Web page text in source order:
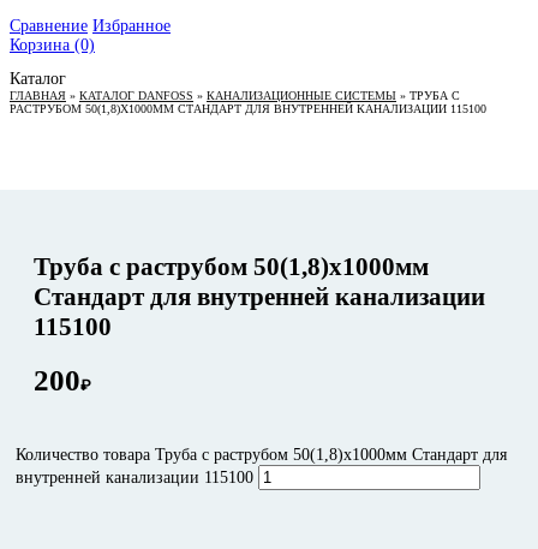
Сравнение Избранное
Корзина (0)
Каталог
ГЛАВНАЯ » КАТАЛОГ DANFOSS » КАНАЛИЗАЦИОННЫЕ СИСТЕМЫ » ТРУБА С
РАСТРУБОМ 50(1,8)X1000ММ СТАНДАРТ ДЛЯ ВНУТРЕННЕЙ КАНАЛИЗАЦИИ 115100
Труба с раструбом 50(1,8)x1000мм
Стандарт для внутренней канализации
115100
200₽
Количество товара Труба с раструбом 50(1,8)x1000мм Стандарт для
внутренней канализации 115100